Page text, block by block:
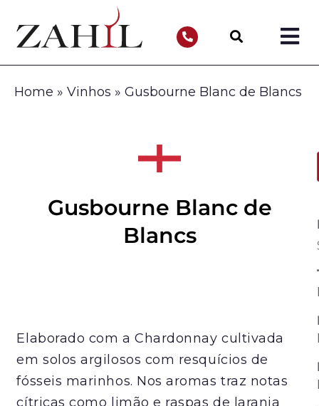
Home » Vinhos » Gusbourne Blanc de Blancs
Gusbourne Blanc de
Blancs
Elaborado com a Chardonnay cultivada
em solos argilosos com resquícios de
fósseis marinhos. Nos aromas traz notas
cítricas como limão e raspas de laranja